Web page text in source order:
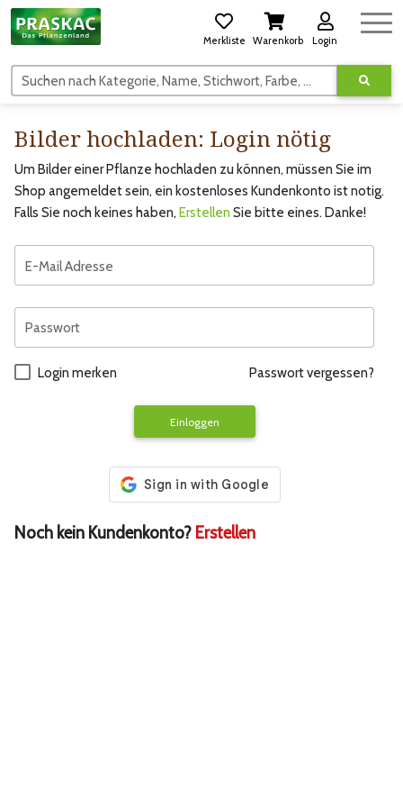
Merkliste Warenkorb Login
Suchen nach Kategorie, Name, Stichwort, Farbe, usw.
Bilder hochladen: Login nötig
Um Bilder einer Pflanze hochladen zu können, müssen Sie im
Shop angemeldet sein, ein kostenloses Kundenkonto ist notig.
Falls Sie noch keines haben, Erstellen Sie bitte eines. Danke!
E-Mail Adresse
Passwort
Login merken Passwort vergessen?
Einloggen
Noch kein Kundenkonto? Erstellen